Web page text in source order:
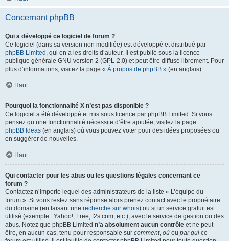
Concernant phpBB
Qui a développé ce logiciel de forum ?
Ce logiciel (dans sa version non modifiée) est développé et distribué par
phpBB Limited , qui en a les droits d’auteur. Il est publié sous la licence
publique générale GNU version 2 (GPL-2.0) et peut être diffusé librement. Pour
plus d’informations, visitez la page « À propos de phpBB » (en anglais).
Haut
Pourquoi la fonctionnalité X n’est pas disponible ?
Ce logiciel a été développé et mis sous licence par phpBB Limited. Si vous
pensez qu’une fonctionnalité nécessite d’être ajoutée, visitez la page
phpBB Ideas (en anglais) où vous pouvez voter pour des idées proposées ou
en suggérer de nouvelles.
Haut
Qui contacter pour les abus ou les questions légales concernant ce
forum ?
Contactez n’importe lequel des administrateurs de la liste « L’équipe du
forum ». Si vous restez sans réponse alors prenez contact avec le propriétaire
du domaine (en faisant une recherche sur whois) ou si un service gratuit est
utilisé (exemple : Yahoo!, Free, f2s.com, etc.), avec le service de gestion ou des
abus. Notez que phpBB Limited n’a absolument aucun contrôle et ne peut
être, en aucun cas, tenu pour responsable sur comment, où ou par qui ce